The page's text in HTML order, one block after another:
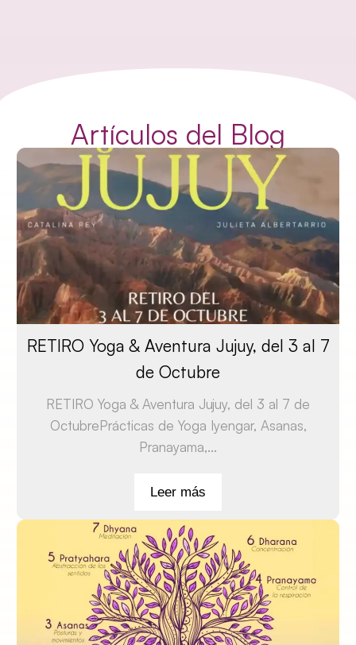
Artículos del Blog
RETIRO Yoga & Aventura Jujuy, del 3 al 7
de Octubre
RETIRO Yoga & Aventura Jujuy, del 3 al 7 de
OctubrePrácticas de Yoga Iyengar, Asanas,
Pranayama,...
Leer más